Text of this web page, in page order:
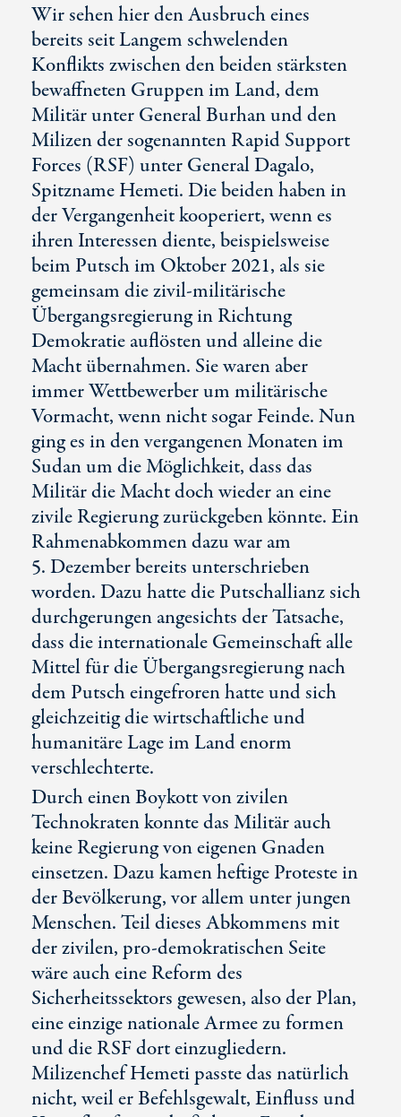
Wir sehen hier den Ausbruch eines
bereits seit Langem schwelenden
Konflikts zwischen den beiden stärksten
bewaffneten Gruppen im Land, dem
Militär unter General Burhan und den
Milizen der sogenannten Rapid Support
Forces (RSF) unter General Dagalo,
Spitzname Hemeti. Die beiden haben in
der Vergangenheit kooperiert, wenn es
ihren Interessen diente, beispielsweise
beim Putsch im Oktober 2021, als sie
gemeinsam die zivil-militärische
Übergangsregierung in Richtung
Demokratie auflösten und alleine die
Macht übernahmen. Sie waren aber
immer Wettbewerber um militärische
Vormacht, wenn nicht sogar Feinde. Nun
ging es in den vergangenen Monaten im
Sudan um die Möglichkeit, dass das
Militär die Macht doch wieder an eine
zivile Regierung zurückgeben könnte. Ein
Rahmenabkommen dazu war am
5. Dezemberbereits unterschrieben
worden. Dazu hatte die Putschallianz sich
durchgerungen angesichts der Tatsache,
dass die internationale Gemeinschaft alle
Mittel für die Übergangsregierung nach
dem Putsch eingefroren hatte und sich
gleichzeitig die wirtschaftliche und
humanitäre Lage im Land enorm
verschlechterte.
Durch einen Boykott von zivilen
Technokraten konnte das Militär auch
keine Regierung von eigenen Gnaden
einsetzen. Dazu kamen heftige Proteste in
der Bevölkerung, vor allem unter jungen
Menschen. Teil dieses Abkommens mit
der zivilen, pro-demokratischenSeite
wäre auch eine Reform des
Sicherheitssektors gewesen, also der Plan,
eine einzige nationale Armee zu formen
und die RSF dort einzugliedern.
Milizenchef Hemeti passte das natürlich
nicht, weil er Befehlsgewalt, Einfluss und